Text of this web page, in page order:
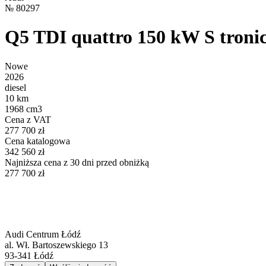
№ 80297
Q5 TDI quattro 150 kW S
Nowe
2026
diesel
10 km
1968 cm3
Cena z VAT
277 700 zł
Cena katalogowa
342 560 zł
Najniższa cena z 30 dni przed obniżką
277 700 zł
Audi Centrum Łódź
al. Wł. Bartoszewskiego 13
93-341 Łódź